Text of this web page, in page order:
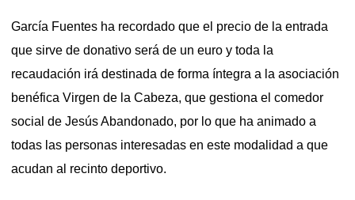
García Fuentes ha recordado que el precio de la entrada
que sirve de donativo será de un euro y toda la
recaudación irá destinada de forma íntegra a la asociación
benéfica Virgen de la Cabeza, que gestiona el comedor
social de Jesús Abandonado, por lo que ha animado a
todas las personas interesadas en este modalidad a que
acudan al recinto deportivo.